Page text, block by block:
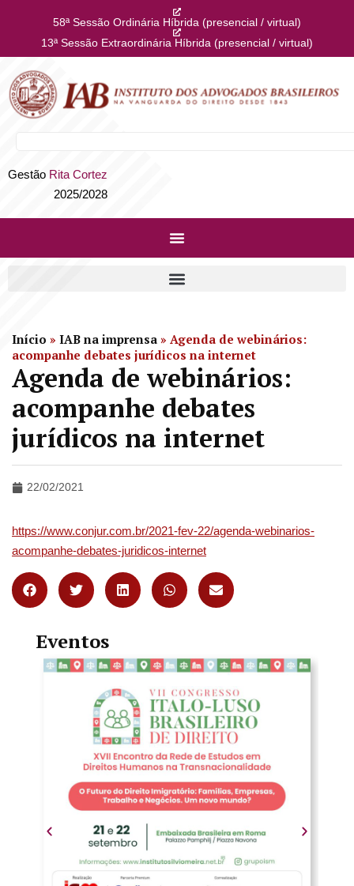
58ª Sessão Ordinária Híbrida (presencial / virtual)
13ª Sessão Extraordinária Híbrida (presencial / virtual)
Gestão Rita Cortez
2025/2028
Início » IAB na imprensa » Agenda de webinários:
acompanhe debates jurídicos na internet
Agenda de webinários:
acompanhe debates
jurídicos na internet
22/02/2021
https://www.conjur.com.br/2021-fev-22/agenda-webinarios-
acompanhe-debates-juridicos-internet
Eventos